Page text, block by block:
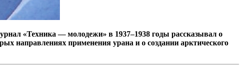
«Техника — молодежи» в 1937–1938 годы рассказывал о
направлениях применения урана и о создании арктического